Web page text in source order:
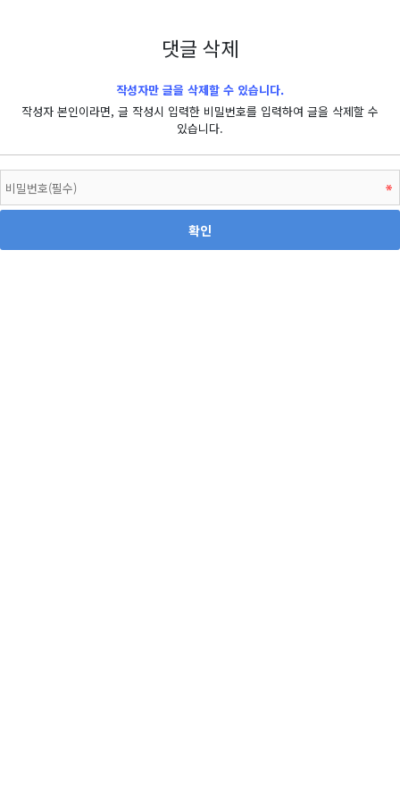
댓글 삭제
작성자만 글을 삭제할 수 있습니다.
작성자 본인이라면, 글 작성시 입력한 비밀번호를 입력하여 글을 삭제할 수
있습니다.